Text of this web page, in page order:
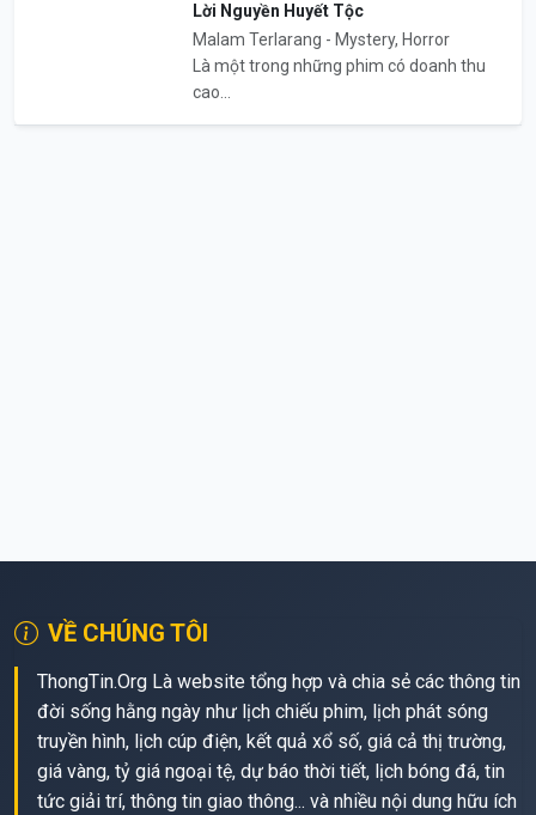
Lời Nguyền Huyết Tộc
Malam Terlarang - Mystery, Horror
Là một trong những phim có doanh thu
cao...
VỀ CHÚNG TÔI
ThongTin.Org Là website tổng hợp và chia sẻ các thông tin
đời sống hằng ngày như lịch chiếu phim, lịch phát sóng
truyền hình, lịch cúp điện, kết quả xổ số, giá cả thị trường,
giá vàng, tỷ giá ngoại tệ, dự báo thời tiết, lịch bóng đá, tin
tức giải trí, thông tin giao thông... và nhiều nội dung hữu ích